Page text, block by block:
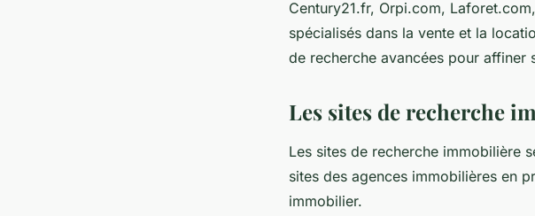
Century21.fr, Orpi.com,
spécialisés dans la vente et la
de recherche avancées pour affiner
Les sites de recherche
Les sites de recherche immobilière
sites des agences immobilières en
immobilier.